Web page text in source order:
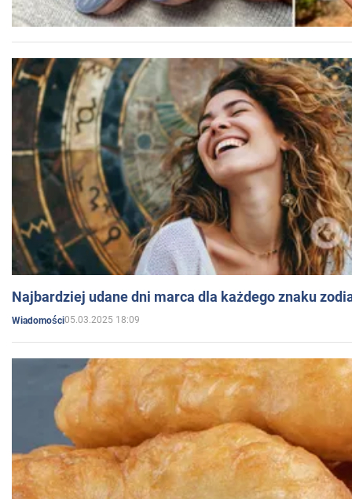
Najbardziej udane dni marca dla każdego znaku
Wiadomości05.03.2025 18:09